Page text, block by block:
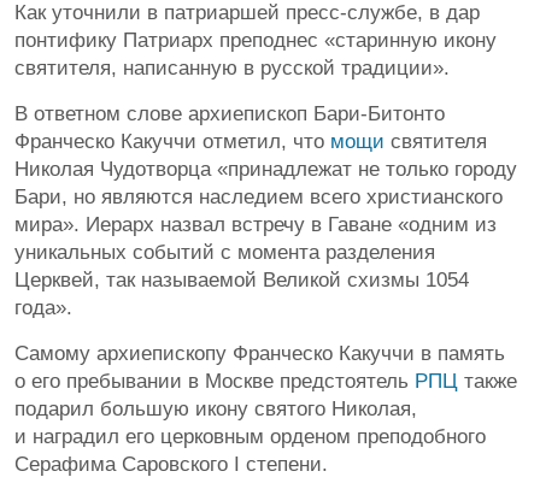
Как уточнили в патриаршей пресс-службе, в дар
понтифику Патриарх преподнес «старинную икону
святителя, написанную в русской традиции».
В ответном слове архиепископ Бари-Битонто
Франческо Какуччи отметил, что мощи святителя
Николая Чудотворца «принадлежат не только городу
Бари, но являются наследием всего христианского
мира». Иерарх назвал встречу в Гаване «одним из
уникальных событий с момента разделения
Церквей, так называемой Великой схизмы 1054
года».
Самому архиепископу Франческо Какуччи в память
о его пребывании в Москве предстоятель РПЦ также
подарил большую икону святого Николая,
и наградил его церковным орденом преподобного
Серафима Саровского I степени.